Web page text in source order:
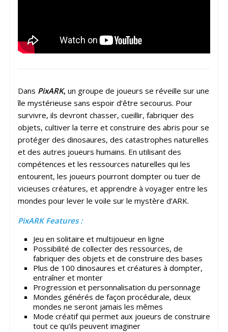
Dans PixARK, un groupe de joueurs se réveille sur une
île mystérieuse sans espoir d’être secourus. Pour
survivre, ils devront chasser, cueillir, fabriquer des
objets, cultiver la terre et construire des abris pour se
protéger des dinosaures, des catastrophes naturelles
et des autres joueurs humains. En utilisant des
compétences et les ressources naturelles qui les
entourent, les joueurs pourront dompter ou tuer de
vicieuses créatures, et apprendre à voyager entre les
mondes pour lever le voile sur le mystère d’ARK.
PixARK Features :
Jeu en solitaire et multijoueur en ligne
Possibilité de collecter des ressources, de
fabriquer des objets et de construire des bases
Plus de 100 dinosaures et créatures à dompter,
entraîner et monter
Progression et personnalisation du personnage
Mondes générés de façon procédurale, deux
mondes ne seront jamais les mêmes
Mode créatif qui permet aux joueurs de construire
tout ce qu’ils peuvent imaginer